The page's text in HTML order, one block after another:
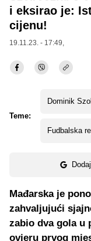
i eksirao je:
cijenu!
19.11.23. - 17:49,
Teme:
Dominik
Fudbalska
Mađarska je
zahvaljujući
zabio dva gola u
ovjeru prvog